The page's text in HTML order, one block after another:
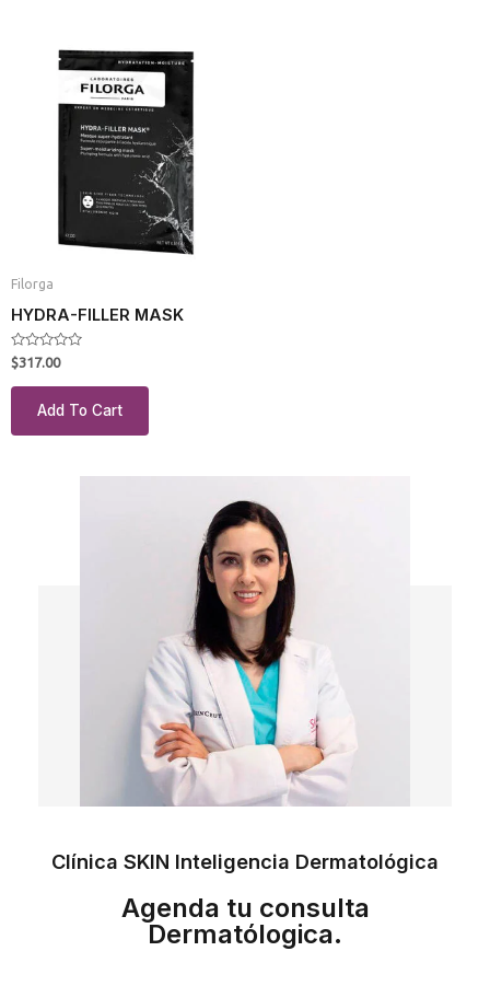
Filorga
HYDRA-FILLER MASK
Rated
0
out
$317.00
Add To Cart
Clínica SKIN Inteligencia Dermatológica
Agenda tu consulta
Dermatólogica.